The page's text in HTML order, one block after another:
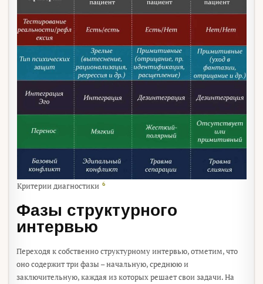
Критерии диагностики 6
Фазы структурного
интервью
Переходя к собственно структурному интервью, отметим, что
оно содержит три фазы – начальную, среднюю и
заключительную, каждая из которых решает свои задачи. На